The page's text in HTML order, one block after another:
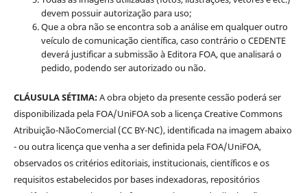
devem possuir autorização para uso;
Que a obra não se encontra sob a análise em qualquer outro
veículo de comunicação científica, caso contrário o CEDENTE
deverá justificar a submissão à Editora FOA, que analisará o
pedido, podendo ser autorizado ou não.
CLÁUSULA SÉTIMA:A obra objeto da presente cessão poderá ser
disponibilizada pela FOA/UniFOA sob a licença Creative Commons
Atribuição-NãoComercial (CC BY-NC), identificada na imagem abaixo
- ou outra licença que venha a ser definida pela FOA/UniFOA,
observados os critérios editoriais, institucionais, científicos e os
requisitos estabelecidos por bases indexadoras, repositórios